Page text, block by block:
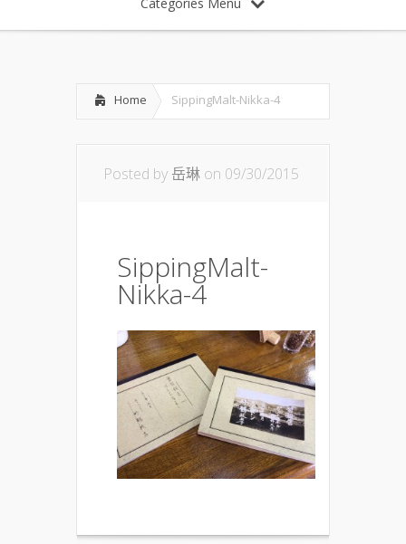
Categories Menu
Home SippingMalt-Nikka-4
Posted by 岳琳 on 09/30/2015
SippingMalt-
Nikka-4